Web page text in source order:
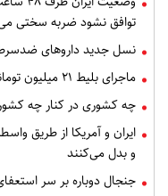
توافق نشود ضربه سختی
نسل جدید داروهای
ماجرای بلیط ۲۱ میلیون تومانی تهران - اصفهان چه بود؟
چه کشوری در کنار چه
ایران و آمریکا از طریق
و بدل می‌کنند
جنجال دوباره بر سر